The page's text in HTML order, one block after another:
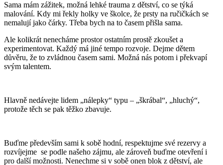
Sama mám zážitek, možná lehké trauma z dětství, co se týká
malování. Kdy mi řekly holky ve školce, že prsty na ručičkách se
nemalují jako čárky. Třeba bych na to časem přišla sama.
Ale kolikrát nenecháme prostor ostatním prostě zkoušet a
experimentovat. Každý má jiné tempo rozvoje. Dejme dětem
důvěru, že to zvládnou časem sami. Možná nás potom i překvapí
svým talentem.
Hlavně nedávejte lidem „nálepky“ typu – „škrábal“, „hluchý“,
protože těch se pak těžko zbavuje.
Buďme především sami k sobě hodní, respektujme své rezervy a
rozvíjejme se podle našeho zájmu, ale zároveň buďme otevření i
pro další možnosti. Nenechme si v sobě onen blok z dětství, ale